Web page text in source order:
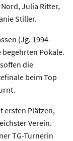
Julia Ritter,
Stiller.
(Jg. 1994-
begehrten Pokale.
die
beim Top
ersten Plätzen,
Verein.
TG-Turnerin